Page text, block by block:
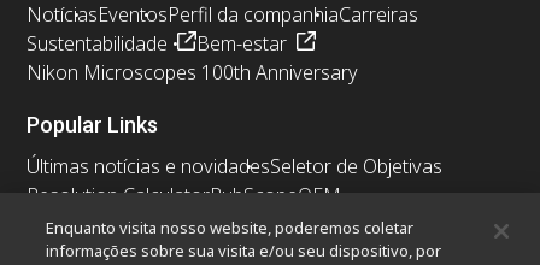
NotíciasEventosPerfil da companhiaCarreiras
Sustentabilidade
Bem-estar
Nikon Microscopes 100th Anniversary
Popular Links
Últimas notícias e novidadesSeletor de Objetivas
Resolution CalculatorPubScopeOEM
Nikon Small World
MicroscopyU
Enquanto visita nosso website, poderemos coletar
informações sobre sua visita e/ou seu dispositivo, por